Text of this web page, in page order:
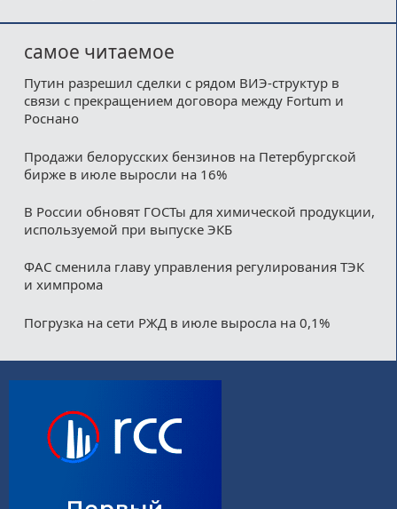
самое читаемое
Путин разрешил сделки с рядом ВИЭ-структур в
связи с прекращением договора между Fortum и
Роснано
Продажи белорусских бензинов на Петербургской
бирже в июле выросли на 16%
В России обновят ГОСТы для химической продукции,
используемой при выпуске ЭКБ
ФАС сменила главу управления регулирования ТЭК
и химпрома
Погрузка на сети РЖД в июле выросла на 0,1%